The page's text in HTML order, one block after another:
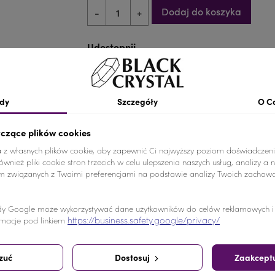
- + Dodaj do koszyka
Udostępnij
UdostępnijTweetujPinterest
akrylowych, a swoim blaskiem przypominają kamienie
Szczegóły O
plików cookies
z własnych plików cookie, aby zapewnić Ci najwyższy poziom
pliki cookie stron trzecich w celu ulepszenia naszych usług, analizy a
związanych z Twoimi preferencjami na podstawie analizy Twoich
Google może wykorzystywać dane użytkowników do celów reklamowych i
pod linkiem https://business.safety.google/privacy/
Dostosuj